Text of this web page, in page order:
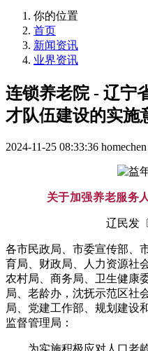
你的位置
首页
新闻资讯
业界资讯
连锁养老院 - 辽宁
才队伍建设的实施
2024-11-25 08:33:36 homechen
关于加强养老服务
辽民发
各市民政局、市委宣传部、
育局、财政局、人力资源社
农村局、商务局、卫生健康
局、老龄办，沈抚示范区社
局、党建工作部、规划建设
监督管理局：
为实施积极应对人口老龄